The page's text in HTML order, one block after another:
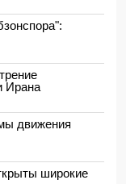
Ирана
движения
широкие